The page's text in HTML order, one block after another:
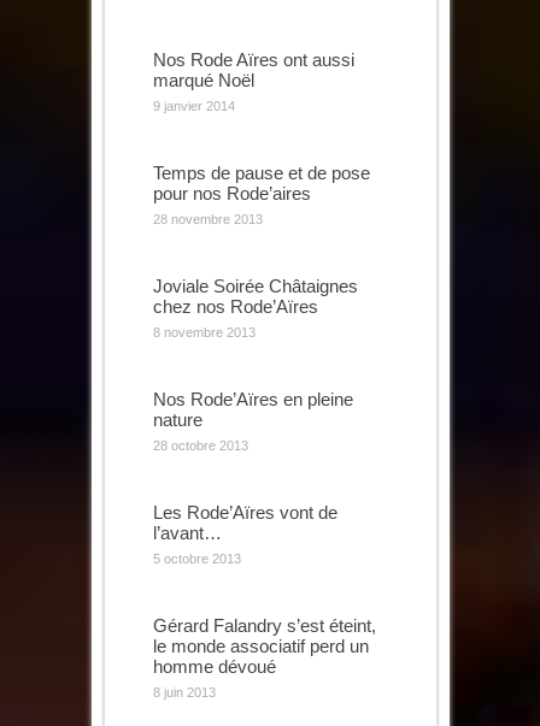
Nos Rode Aïres ont aussi
marqué Noël
9 janvier 2014
Temps de pause et de pose
pour nos Rode’aires
28 novembre 2013
Joviale Soirée Châtaignes
chez nos Rode’Aïres
8 novembre 2013
Nos Rode’Aïres en pleine
nature
28 octobre 2013
Les Rode’Aïres vont de
l’avant…
5 octobre 2013
Gérard Falandry s’est éteint,
le monde associatif perd un
homme dévoué
8 juin 2013